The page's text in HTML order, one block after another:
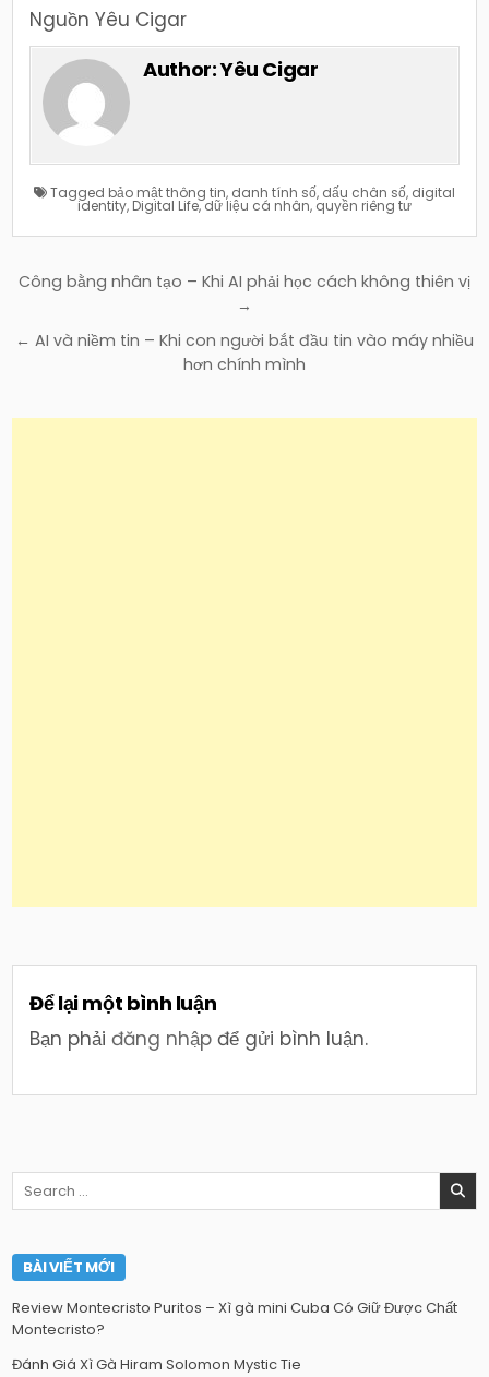
Nguồn Yêu Cigar
Author:Yêu Cigar
Tagged bảo mật thông tin, danh tính số, dấu chân số, digital
identity, Digital Life,dữ liệu cá nhân, quyền riêng tư
Điều
bài
Công bằng nhân tạo – Khi AI phải học cách không thiên vị
→
← AI và niềm tin – Khi con người bắt đầu tin vào máy nhiều
hơn chính mình
Để lại một bình luận
Bạn phảiđăng nhập để gửi bình luận.
Search
for:
BÀI VIẾT MỚI
Review Montecristo Puritos – Xì gà mini Cuba Có Giữ Được Chất
Montecristo?
Đánh Giá Xì Gà Hiram Solomon Mystic Tie